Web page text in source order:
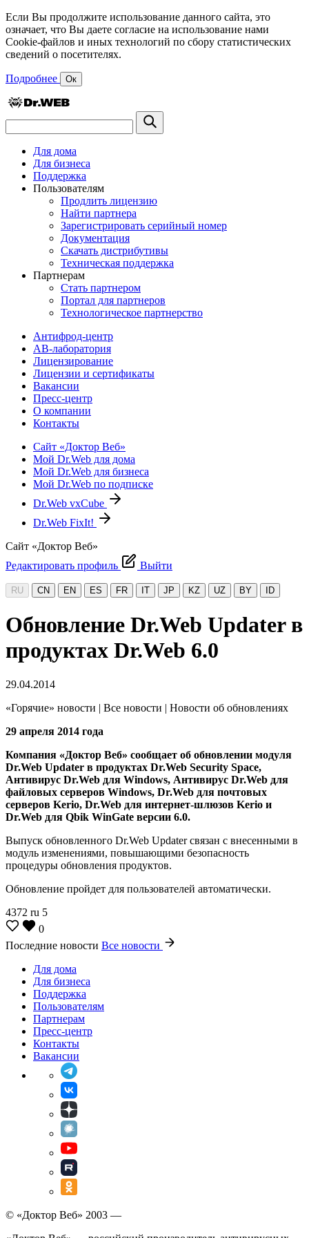
Если Вы продолжите использование данного сайта, это
означает, что Вы даете согласие на использование нами
Cookie-файлов и иных технологий по сбору статистических
сведений о посетителях.
Подробнее Ок
Для дома
Для бизнеса
Поддержка
Пользователям
Продлить лицензию
Найти партнера
Зарегистрировать серийный номер
Документация
Скачать дистрибутивы
Техническая поддержка
Партнерам
Стать партнером
Портал для партнеров
Технологическое партнерство
Антифрод-центр
АВ-лаборатория
Лицензирование
Лицензии и сертификаты
Вакансии
Пресс-центр
О компании
Контакты
Сайт «Доктор Веб»
Мой Dr.Web для дома
Мой Dr.Web для бизнеса
Мой Dr.Web по подписке
Dr.Web vxCube
Dr.Web FixIt!
Сайт «Доктор Веб»
Редактировать профиль
Выйти
RU CN EN ES FR IT JP KZ UZ BY ID
Обновление Dr.Web Updater в
продуктах Dr.Web 6.0
29.04.2014
«Горячие» новости | Все новости | Новости об обновлениях
29 апреля 2014 года
Компания «Доктор Веб» сообщает об обновлении модуля
Dr.Web Updater в продуктах Dr.Web Security Space,
Антивирус Dr.Web для Windows, Антивирус Dr.Web для
файловых серверов Windows, Dr.Web для почтовых
серверов Kerio, Dr.Web для интернет-шлюзов Kerio и
Dr.Web для Qbik WinGate версии 6.0.
Выпуск обновленного Dr.Web Updater связан с внесенными в
модуль изменениями, повышающими безопасность
процедуры обновления продуктов.
Обновление пройдет для пользователей автоматически.
4372 ru 5
0
Последние новости Все новости
Для дома
Для бизнеса
Поддержка
Пользователям
Партнерам
Пресс-центр
Контакты
Вакансии
© «Доктор Веб» 2003 —